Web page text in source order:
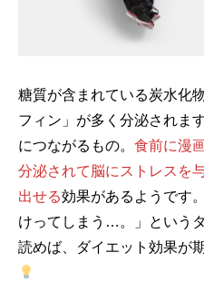
糖質が含まれている炭水化
フィン」が多く分泌されま
につながるもの。 食前に漫
分泌されて脳にストレスを
出せる効果があるようです
けってしまう…。」という
読めば、ダイエット効果が